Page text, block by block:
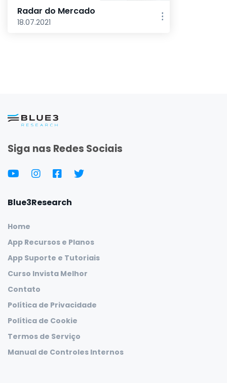
Radar do Mercado
18.07.2021
Siga nas Redes Sociais
Blue3Research
Home
App Recursos e Planos
App Suporte e Tutoriais
Curso Invista Melhor
Contato
Política de Privacidade
Política de Cookie
Termos de Serviço
Manual de Controles Internos